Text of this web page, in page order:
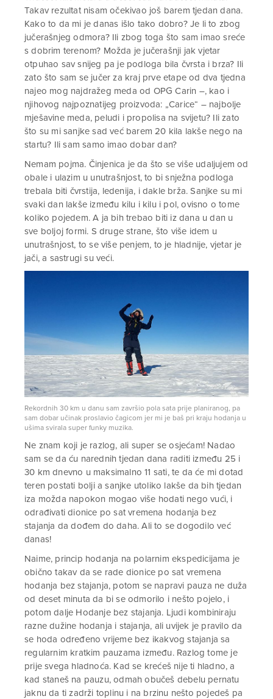
Takav rezultat nisam očekivao još barem tjedan dana.
Kako to da mi je danas išlo tako dobro? Je li to zbog
jučerašnjeg odmora? Ili zbog toga što sam imao sreće
s dobrim terenom? Možda je jučerašnji jak vjetar
otpuhao sav snijeg pa je podloga bila čvrsta i brza? Ili
zato što sam se jučer za kraj prve etape od dva tjedna
najeo mog najdražeg meda od OPG Carin –, kao i
njihovog najpoznatijeg proizvoda: „Carice“ – najbolje
mješavine meda, peludi i propolisa na svijetu? Ili zato
što su mi sanjke sad već barem 20 kila lakše nego na
startu? Ili sam samo imao dobar dan?
Nemam pojma. Činjenica je da što se više udaljujem od
obale i ulazim u unutrašnjost, to bi snježna podloga
trebala biti čvrstija, ledenija, i dakle brža. Sanjke su mi
svaki dan lakše između kilu i kilu i pol, ovisno o tome
koliko pojedem. A ja bih trebao biti iz dana u dan u
sve boljoj formi. S druge strane, što više idem u
unutrašnjost, to se više penjem, to je hladnije, vjetar je
jači, a sastrugi su veći.
Rekordnih 30 km u danu sam završio pola sata prije planiranog, pa
sam dobar učinak proslavio čagicom jer mi je baš pri kraju hodanja u
ušima svirala super funky muzika.
Ne znam koji je razlog, ali super se osjećam! Nadao
sam se da ću narednih tjedan dana raditi između 25 i
30 km dnevno u maksimalno 11 sati, te da će mi dotad
teren postati bolji a sanjke utoliko lakše da bih tjedan
iza možda napokon mogao više hodati nego vući, i
odrađivati dionice po sat vremena hodanja bez
stajanja da dođem do daha. Ali to se dogodilo već
danas!
Naime, princip hodanja na polarnim ekspedicijama je
obično takav da se rade dionice po sat vremena
hodanja bez stajanja, potom se napravi pauza ne duža
od deset minuta da bi se odmorilo i nešto pojelo, i
potom dalje Hodanje bez stajanja. Ljudi kombiniraju
razne dužine hodanja i stajanja, ali uvijek je pravilo da
se hoda određeno vrijeme bez ikakvog stajanja sa
regularnim kratkim pauzama između. Razlog tome je
prije svega hladnoća. Kad se krećeš nije ti hladno, a
kad staneš na pauzu, odmah obučeš debelu pernatu
jaknu da ti zadrži toplinu i na brzinu nešto pojedeš pa